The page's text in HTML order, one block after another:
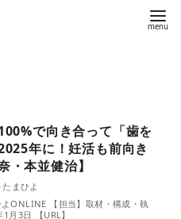
で向き合って「歯を
年に！妊活も前向き
・本並健治】
たまひよ
よONLINE 【担当】取材・構成・執
月3日 【URL】